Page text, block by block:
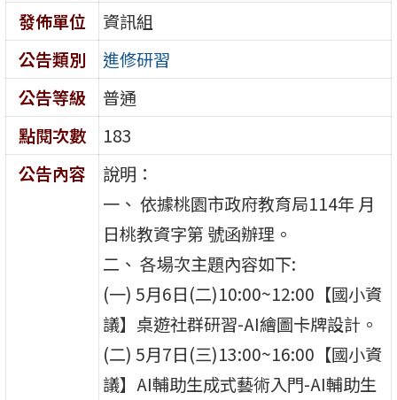
發佈單位
資訊組
公告類別
進修研習
公告等級
普通
點閱次數
183
公告內容
說明：
一、 依據桃園市政府教育局114年 月
日桃教資字第 號函辦理。
二、 各場次主題內容如下:
(一) 5月6日(二)10:00~12:00【國小資
議】桌遊社群研習-AI繪圖卡牌設計。
(二) 5月7日(三)13:00~16:00【國小資
議】AI輔助生成式藝術入門-AI輔助生